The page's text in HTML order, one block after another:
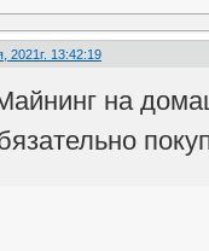
2021г. 13:42:19
на